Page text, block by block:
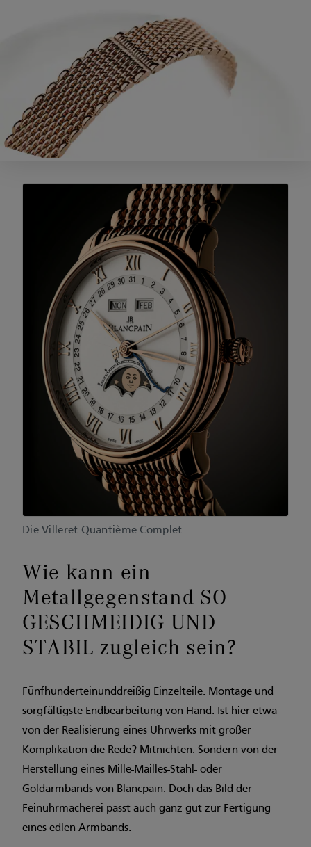
Die Villeret Quantième Complet.
Wie kann ein
Metallgegenstand SO
GESCHMEIDIG UND
STABIL zugleich sein?
Fünfhunderteinunddreißig Einzelteile. Montage und
sorgfältigste Endbearbeitung von Hand. Ist hier etwa
von der Realisierung eines Uhrwerks mit großer
Komplikation die Rede? Mitnichten. ­Sondern von der
Herstellung eines Mille-Mailles-Stahl- oder
Goldarmbands von Blancpain. Doch das Bild der
Feinuhrmacherei passt auch ganz gut zur Fertigung
eines edlen Armbands.